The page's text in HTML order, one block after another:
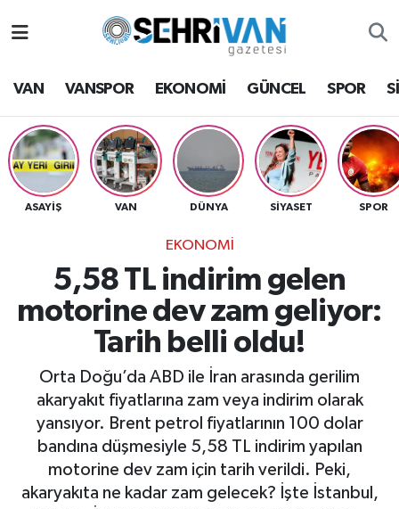
VAN VANSPOR EKONOMİ GÜNCEL SPOR
ASAYİŞ VAN DÜNYA SİYASET SPOR
EKONOMİ
5,58 TL indirim gelen
motorine dev zam geliyor:
Tarih belli oldu!
Orta Doğu’da ABD ile İran arasında gerilim
akaryakıt fiyatlarına zam veya indirim olarak
yansıyor. Brent petrol fiyatlarının 100 dolar
bandına düşmesiyle 5,58 TL indirim yapılan
motorine dev zam için tarih verildi. Peki,
akaryakıta ne kadar zam gelecek? İşte İstanbul,
Van Hava Durumu
VAN Namaz Vakitleri
Van Trafik Yoğunluk Haritası
Süper Lig Puan Durumu ve Fikstür
Tüm Manşetler
Son Dakika Haberleri
Haber Arşivi